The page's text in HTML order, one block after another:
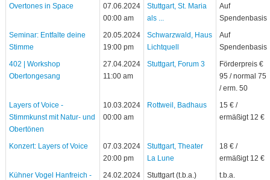
Overtones in Space
07.06.2024
00:00 am
Stuttgart, St. Maria
als ...
Auf
Spendenbasis
Seminar: Entfalte deine
Stimme
20.05.2024
19:00 pm
Schwarzwald, Haus
Lichtquell
Auf
Spendenbasis
402 | Workshop
Obertongesang
27.04.2024
11:00 am
Stuttgart, Forum 3
Förderpreis €
95 / normal 75
/ erm. 50
Layers of Voice -
Stimmkunst mit Natur- und
Obertönen
10.03.2024
00:00 am
Rottweil, Badhaus
15 € /
ermäßigt 12 €
Konzert: Layers of Voice
07.03.2024
20:00 pm
Stuttgart, Theater
La Lune
18 € /
ermäßigt 12 €
Kühner Vogel Hanfreich -
24.02.2024
Stuttgart (t.b.a.) t.b.a.